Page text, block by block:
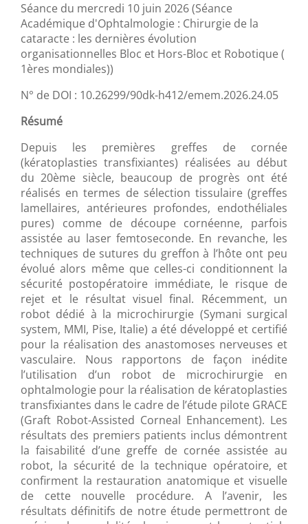
Séance du mercredi 10 juin 2026 (Séance
Académique d'Ophtalmologie : Chirurgie de la
cataracte : les dernières évolution
organisationnelles Bloc et Hors-Bloc et Robotique (
1ères mondiales))
N° de DOI : 10.26299/90dk-h412/emem.2026.24.05
Résumé
Depuis les premières greffes de cornée
(kératoplasties transfixiantes) réalisées au début
du 20ème siècle, beaucoup de progrès ont été
réalisés en termes de sélection tissulaire (greffes
lamellaires, antérieures profondes, endothéliales
pures) comme de découpe cornéenne, parfois
assistée au laser femtoseconde. En revanche, les
techniques de sutures du greffon à l’hôte ont peu
évolué alors même que celles-ci conditionnent la
sécurité postopératoire immédiate, le risque de
rejet et le résultat visuel final. Récemment, un
robot dédié à la microchirurgie (Symani surgical
system, MMI, Pise, Italie) a été développé et certifié
pour la réalisation des anastomoses nerveuses et
vasculaire. Nous rapportons de façon inédite
l’utilisation d’un robot de microchirurgie en
ophtalmologie pour la réalisation de kératoplasties
transfixiantes dans le cadre de l’étude pilote GRACE
(Graft Robot-Assisted Corneal Enhancement). Les
résultats des premiers patients inclus démontrent
la faisabilité d’une greffe de cornée assistée au
robot, la sécurité de la technique opératoire, et
confirment la restauration anatomique et visuelle
de cette nouvelle procédure. A l’avenir, les
résultats définitifs de notre étude permettront de